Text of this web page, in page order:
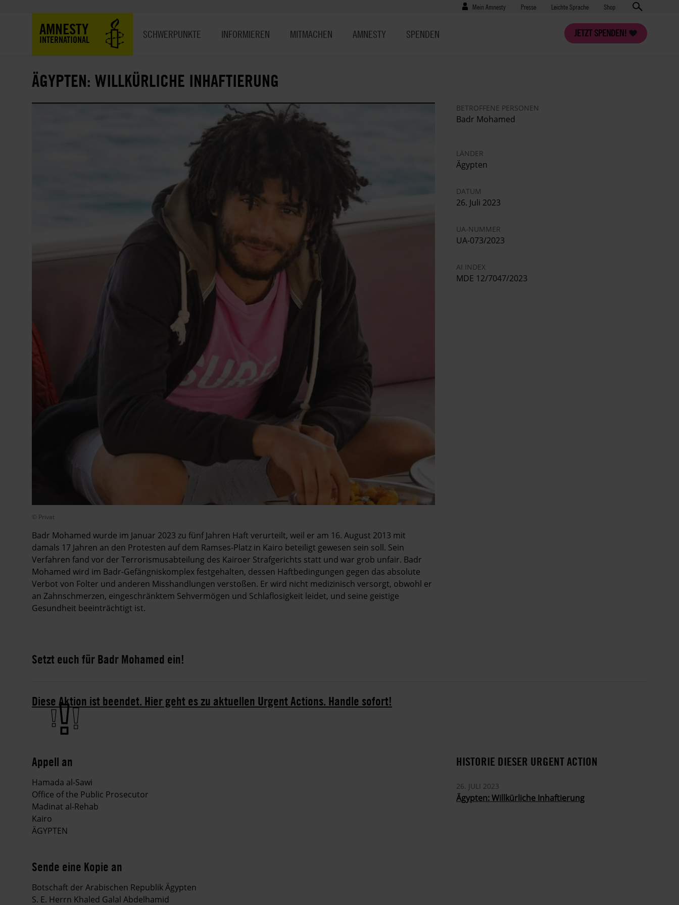
Benutzermenü
Mein Amnesty Presse
Presse Leichte Sprache Shop
AMNESTY
INTERNATIONAL
JETZT SPENDEN!
SCHWERPUNKTE INFORMIEREN MITMACHEN AMNESTY SPENDEN
ÄGYPTEN: WILLKÜRLICHE INHAFTIERUNG
© Privat
Badr Mohamed wurde im Januar 2023 zu fünf Jahren Haft verurteilt, weil er am 16. August 2013 mit
damals 17 Jahren an den Protesten auf dem Ramses-Platz in Kairo beteiligt gewesen sein soll. Sein
Verfahren fand vor der Terrorismusabteilung des Kairoer Strafgerichts statt und war grob unfair. Badr
Mohamed wird im Badr-Gefängniskomplex festgehalten, dessen Haftbedingungen gegen das absolute
Verbot von Folter und anderen Misshandlungen verstoßen. Er wird nicht medizinisch versorgt, obwohl er
an Zahnschmerzen, eingeschränktem Sehvermögen und Schlaflosigkeit leidet, und seine geistige
Gesundheit beeinträchtigt ist.
BETROFFENE PERSONEN
Badr Mohamed
LÄNDER
Ägypten
DATUM
26. Juli 2023
UA-NUMMER
UA-073/2023
AI INDEX
MDE 12/7047/2023
Setzt euch für Badr Mohamed ein!
Diese Aktion ist beendet. Hier geht es zu aktuellen Urgent Actions. Handle sofort!
Appell an
Hamada al-Sawi
Office of the Public Prosecutor
Madinat al-Rehab
Kairo
ÄGYPTEN
Sende eine Kopie an
Botschaft der Arabischen Republik Ägypten
S. E. Herrn Khaled Galal Abdelhamid
HISTORIE DIESER URGENT ACTION
26. JULI 2023
Ägypten: Willkürliche Inhaftierung